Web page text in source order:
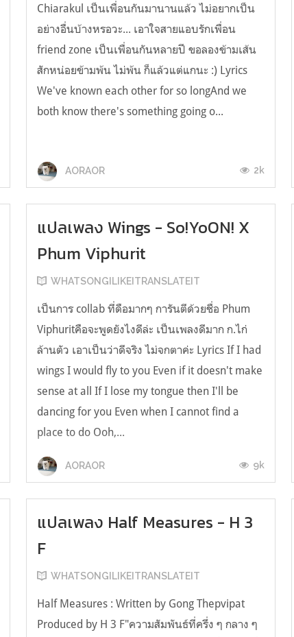
Chiarakul เป็นเพื่อนกันมานานแล้ว ไม่อยากเป็น
อย่างอื่นบ้างหรอวะ... เอาใจสายแอบรักเพื่อน
friend zone เป็นเพื่อนกันหลายปี ขอลองข้ามเส้น
สักหน่อยข้ามพ้น ไม่พ้น ก็แล้วแต่แกนะ :) Lyrics
We've known each other for so longAnd we
both know there's something going o...
AORAOR 2k
แปลเพลง Wings - So!YoON! X
Phum Viphurit
WHATSONGILIKEITRANSLATEIT
เป็นการ collab ที่ดือมากๆ การันตีด้วยชื่อ Phum
Viphuritคือจะพูดยังไงดีล่ะ เป็นเพลงดีมาก ก.ไก่
ล้านตัว เอาเป็นว่าดีจริง ไม่จกตาค่ะ Lyrics If I had
wings I would fly to you Even if it doesn't make
sense at all If I lose my tongue then I'll be
dancing for you Even when I cannot find a
place to do Ooh,...
AORAOR 9k
แปลเพลง Half Measures - H 3
F
WHATSONGILIKEITRANSLATEIT
Half Measures : Written by Gong Thepvipat
Produced by H 3 F"ความสัมพันธ์ที่ครึ่ง ๆ กลาง ๆ